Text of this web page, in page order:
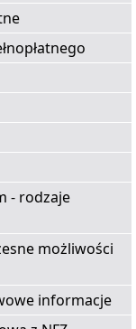
- rodzaje
możliwości
informacje